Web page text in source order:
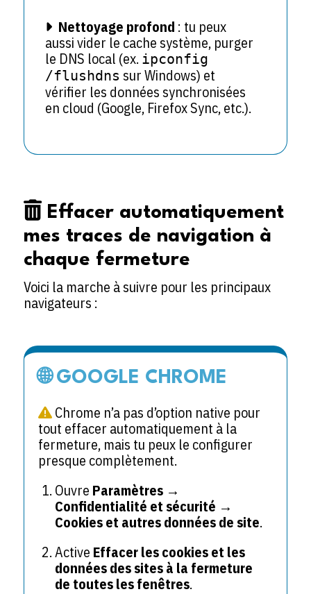
Nettoyage profond : tu peux
aussi vider le cache système, purger
le DNS local (ex. ipconfig
/flushdns sur Windows) et
vérifier les données synchronisées
en cloud (Google, Firefox Sync, etc.).
Effacer automatiquement
mes traces de navigation à
chaque fermeture
Voici la marche à suivre pour les principaux
navigateurs :
🌐 GOOGLE CHROME
Chrome n’a pas d’option native pour
tout effacer automatiquement à la
fermeture, mais tu peux le configurer
presque complètement.
Ouvre Paramètres →
Confidentialité et sécurité →
Cookies et autres données de site.
Active Effacer les cookies et les
données des sites à la fermeture
de toutes les fenêtres.